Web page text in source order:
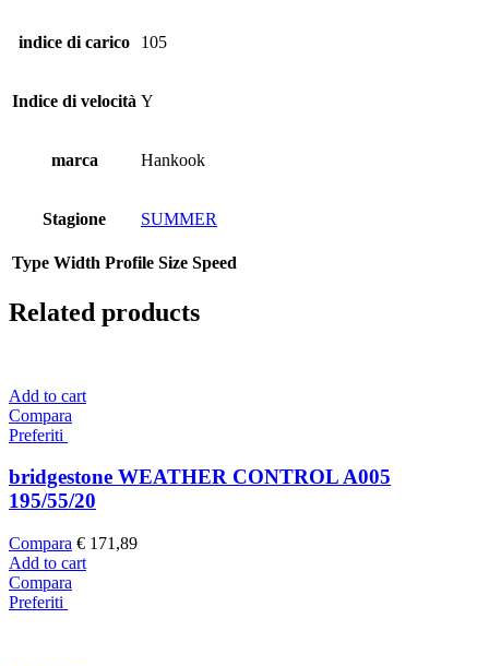
indice di carico 105
Indice di velocità Y
marca Hankook
Stagione SUMMER
Type Width Profile Size Speed
Related products
Add to cart
Compara
Preferiti
bridgestone WEATHER CONTROL A005
195/55/20
Compara € 171,89
Add to cart
Compara
Preferiti